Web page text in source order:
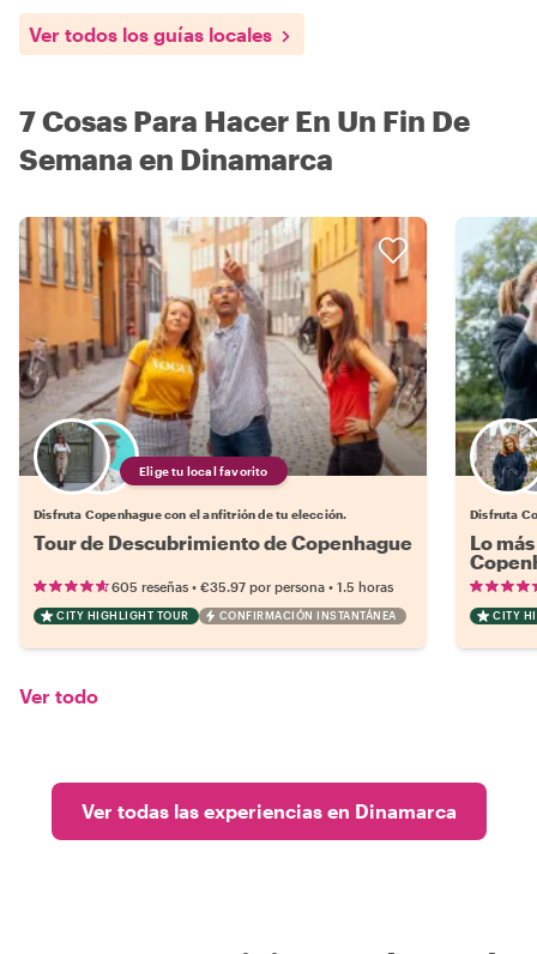
Ver todos los guías locales
7 Cosas Para Hacer En Un Fin De
Semana en Dinamarca
Elige tu local favorito
Disfruta Copenhague con el anfitrión de tu elección.
Tour de Descubrimiento de Copenhague
605 reseñas • €35.97 por persona • 1.5 horas
CITY HIGHLIGHT TOUR CONFIRMACIÓN INSTANTÁNEA
Disfruta
Lo
CITY
Ver todo
Ver todas las experiencias en Dinamarca